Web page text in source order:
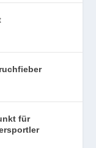
für